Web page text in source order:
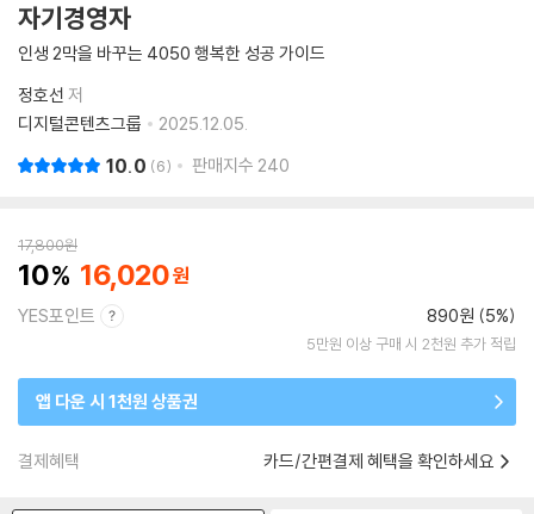
자기경영자
인생 2막을 바꾸는 4050 행복한 성공 가이드
정호선 저
디지털콘텐츠그룹
2025.12.05.
10.0 6 판매지수 240
17,800원
10 16,020
YES포인트 890원 (5%)
5만원 이상 구매 시 2천원 추가 적립
앱 다운 시 1천원 상품권
결제혜택 카드/간편결제 혜택을 확인하세요